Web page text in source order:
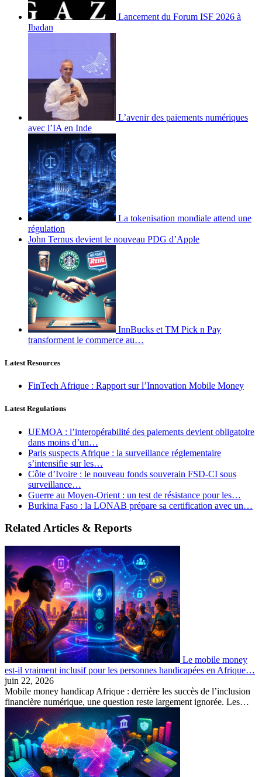
Lancement du Forum ISF 2026 à
Ibadan
L’avenir des paiements numériques
avec l’IA en Inde
La tokenisation mondiale attend une
régulation
John Ternus devient le nouveau PDG d’Apple
InnBucks et TM Pick n Pay
transforment le commerce au…
Latest Resources
FinTech Afrique : Rapport sur l’Innovation Mobile Money
Latest Regulations
UEMOA : l’interopérabilité des paiements devient obligatoire
dans moins d’un…
Paris suspects Afrique : la surveillance réglementaire
s’intensifie sur les…
Côte d’Ivoire : le nouveau fonds souverain FSD-CI sous
surveillance…
Guerre au Moyen-Orient : un test de résistance pour les…
Burkina Faso : la LONAB prépare sa certification avec un…
Related Articles & Reports
Le mobile money
est-il vraiment inclusif pour les personnes handicapées en Afrique…
juin 22, 2026
Mobile money handicap Afrique : derrière les succès de l’inclusion
financière numérique, une question reste largement ignorée. Les…